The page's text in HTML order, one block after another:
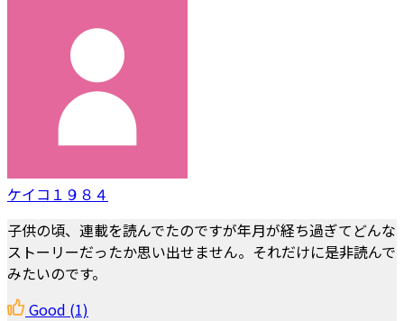
ケイコ１９８４
子供の頃、連載を読んでたのですが年月が経ち過ぎてどんな
ストーリーだったか思い出せません。それだけに是非読んで
みたいのです。
Good (1)